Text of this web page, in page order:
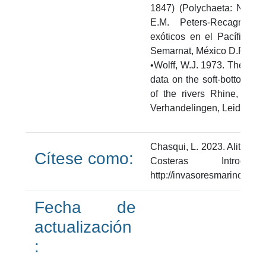
1847) (Polychaeta:
E.M. Peters-Recagno
exóticos en el Pacífico
Semarnat, México D.F.
•Wolff, W.J. 1973. The
data on the soft-bottom
of the rivers Rhine,
Verhandelingen, Leiden.
Cítese como:
Chasqui, L. 2023. Alitta
Costeras
http://
Fecha de
actualización
: